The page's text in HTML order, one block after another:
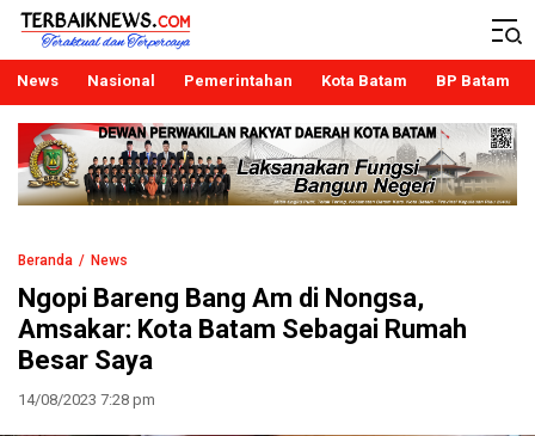
Terbaiknews
Teraktual dan Terpercaya
News Nasional Pemerintahan Kota Batam BP Batam
Beranda News
Ngopi Bareng Bang Am di Nongsa,
Amsakar: Kota Batam Sebagai Rumah
Besar Saya
14/08/2023 7:28 pm